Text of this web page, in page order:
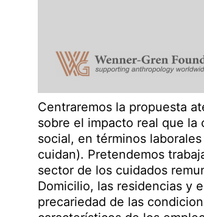
Centraremos la propuesta
sobre el impacto real que
social, en términos
cuidan). Pretendemos
sector de los cuidados
Domicilio, las residencias y
precariedad de las